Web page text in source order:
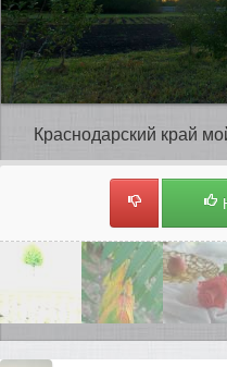
Краснодарский край